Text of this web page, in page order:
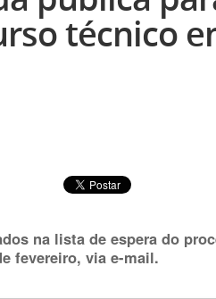
técnico
na lista de espera do
fevereiro, via e-mail.